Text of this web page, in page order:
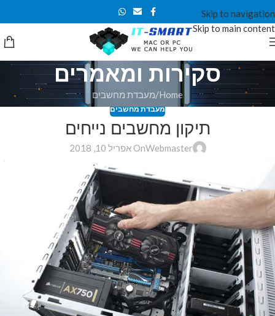
Skip to navigation
Skip to main content
סקירות ומאמרים
Home מעבדת מחשבים
מעבדת מחשבים
תיקון מחשבים נייחים
WebmasterOn אפריל 10, 2018